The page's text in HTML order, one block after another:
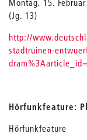
Montag, 15.
(Jg. 13)
http://
stadtruinen-
Hörfunkfeature:
Hörfunkfeature